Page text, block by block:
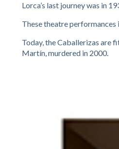
Lorca’s last journey was in
These theatre performances
Today, the Caballerizas are
Martín, murdered in 2000.